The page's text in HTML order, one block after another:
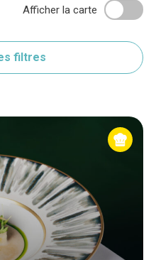
Afficher la carte
filtres